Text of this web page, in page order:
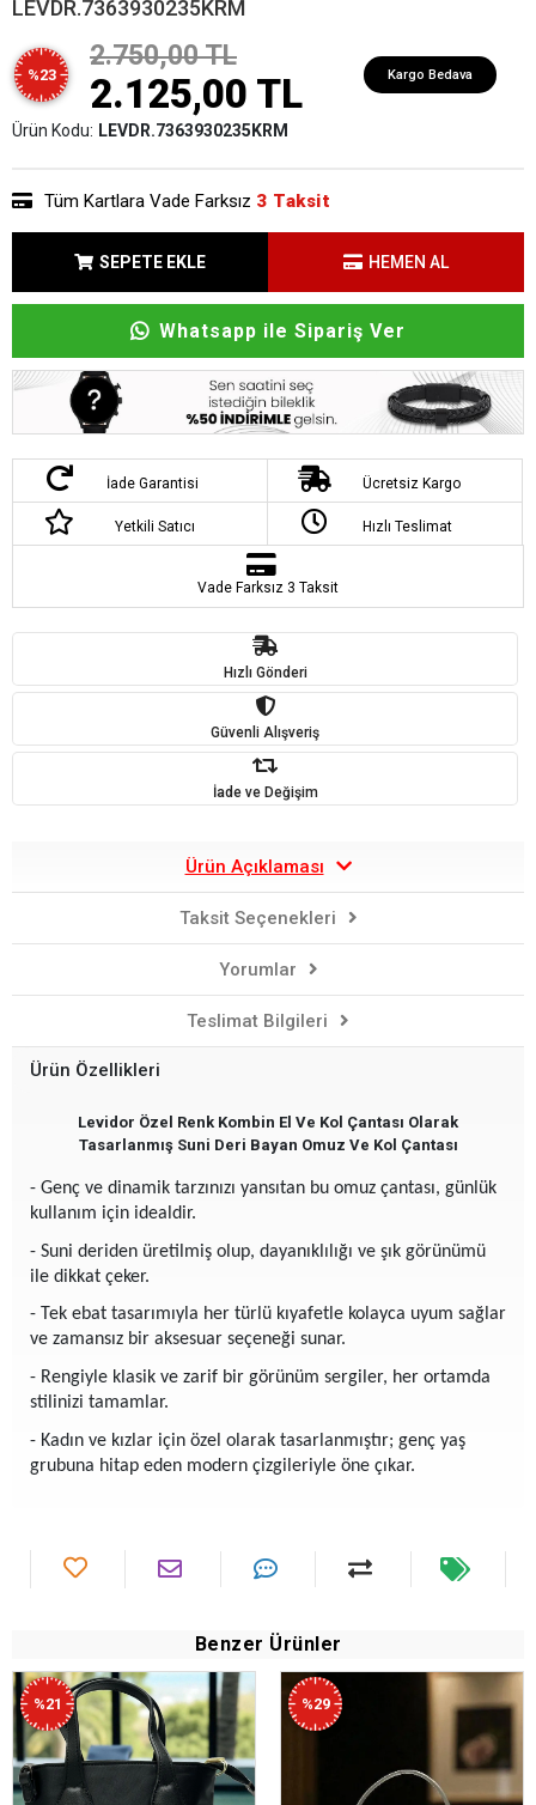
LEVDR.7363930235KRM
%23
2.750,00 TL
2.125,00 TL Kargo Bedava
Ürün Kodu: LEVDR.7363930235KRM
Tüm Kartlara Vade Farksız 3 Taksit
SEPETE EKLE HEMEN AL
Whatsapp ile Sipariş Ver
İade Garantisi Ücretsiz Kargo
Yetkili Satıcı Hızlı Teslimat
Vade Farksız 3 Taksit
Hızlı Gönderi
Güvenli Alışveriş
İade ve Değişim
Ürün Açıklaması
Taksit Seçenekleri
Yorumlar
Teslimat Bilgileri
Ürün Özellikleri
Levidor Özel Renk Kombin El Ve Kol Çantası Olarak
Tasarlanmış Suni Deri Bayan Omuz Ve Kol Çantası
- Genç ve dinamik tarzınızı yansıtan bu omuz çantası, günlük
kullanım için idealdir.
- Suni deriden üretilmiş olup, dayanıklılığı ve şık görünümü
ile dikkat çeker.
- Tek ebat tasarımıyla her türlü kıyafetle kolayca uyum sağlar
ve zamansız bir aksesuar seçeneği sunar.
- Rengiyle klasik ve zarif bir görünüm sergiler, her ortamda
stilinizi tamamlar.
- Kadın ve kızlar için özel olarak tasarlanmıştır; genç yaş
grubuna hitap eden modern çizgileriyle öne çıkar.
Benzer Ürünler
%21 %29